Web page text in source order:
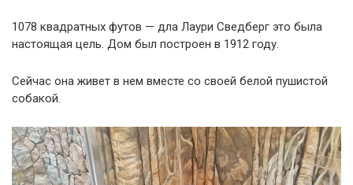
1078 квадратных футов — дла Лаури Сведберг это была
настоящая цель. Дом был построен в 1912 году.
Сейчас она живет в нем вместе со своей белой пушистой
собакой.